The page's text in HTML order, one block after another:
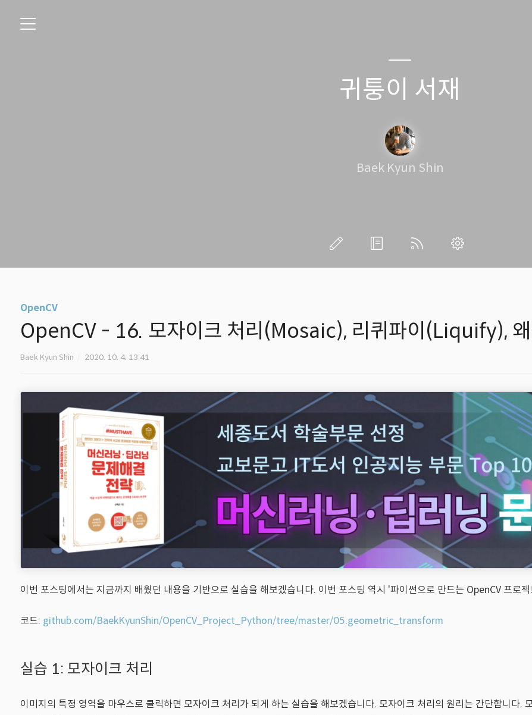
귀퉁이 서재
Baek Kyun Shin
OpenCV
OpenCV - 16. 모자이크 처리(Mosaic), 리퀴파이(Liquify),
Baek Kyun Shin 2020. 10. 4. 13:41
이번 포스팅에서는 지금까지 배웠던 내용을 기반으로 실습을 해보겠습니다. 이번 포스팅 역시 '파이썬으로 만드는 OpenCV 프로
코드: github.com/BaekKyunShin/OpenCV_Project_Python/tree/master/05.geometric_transform
실습 1: 모자이크 처리
이미지의 특정 영역을 마우스로 클릭하면 모자이크 처리가 되게 하는 실습을 해보겠습니다. 모자이크 처리의 원리는 간단합니다.